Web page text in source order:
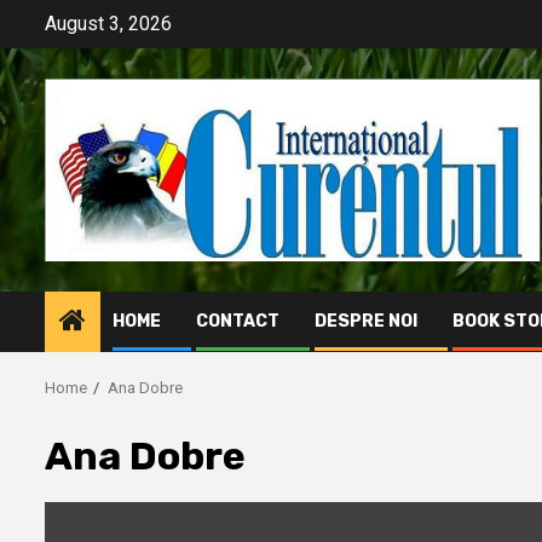
content
August 3, 2026
HOME CONTACT DESPRE NOI BOOK
Home Ana Dobre
Ana Dobre